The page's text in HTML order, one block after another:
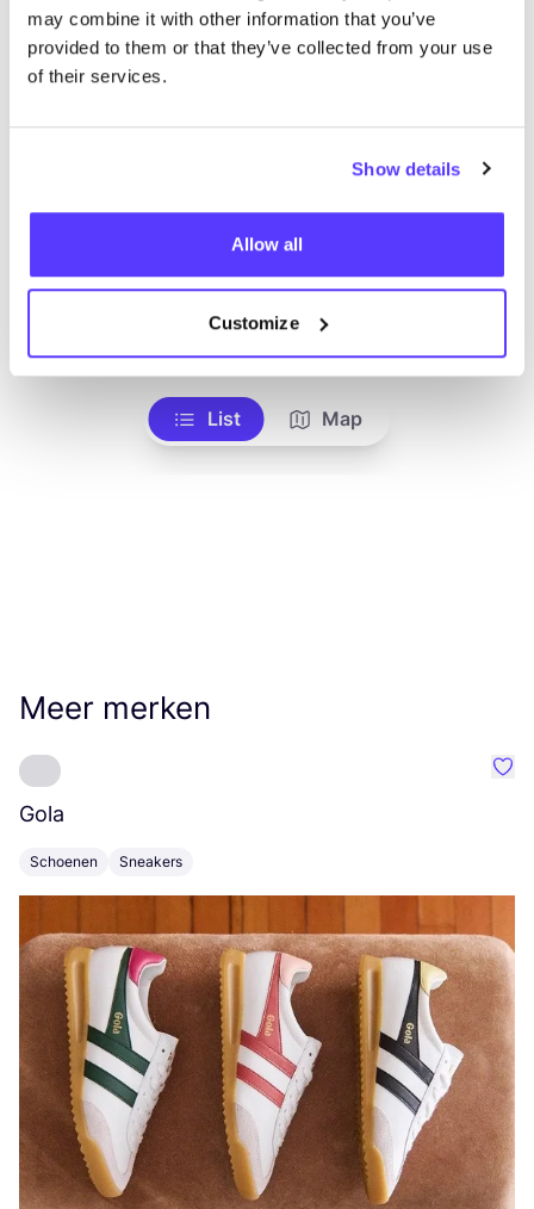
may combine it with other information that you’ve
provided to them or that they’ve collected from your use
of their services.
Show details
Allow all
Customize
Sint-Agathastraat 54, Rotterdam
Kleding Lingerie +3
Bezoek webshop
List Map
Meer merken
Gola
Schoenen Sneakers